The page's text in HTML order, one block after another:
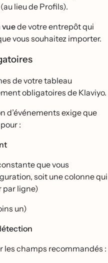
lieu de Profils).
vuede votre entrepôt qui
vous souhaitez importer.
de votre tableau
obligatoires de Klaviyo.
d’événements exige que
:
que vous
soit une colonne qui
par ligne)
un)
les champs recommandés :